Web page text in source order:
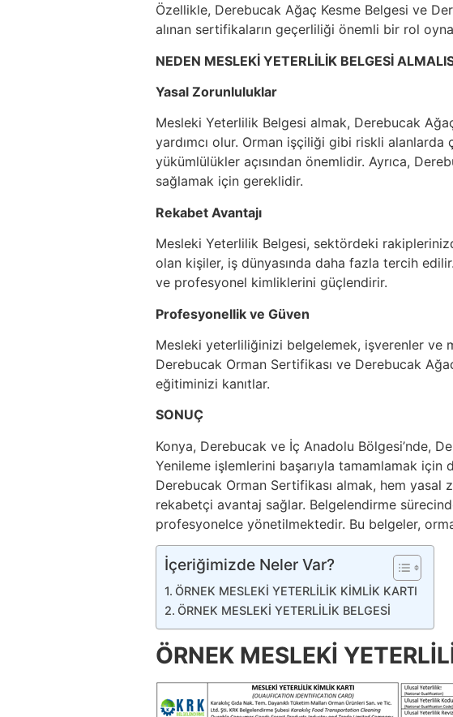
Özellikle, Derebucak Ağaç Kesme Belgesi ve
alınan sertifikaların geçerliliği önemli bir rol
NEDEN MESLEKİ YETERLİLİK BELGESİ
Yasal Zorunluluklar
Mesleki Yeterlilik Belgesi almak, Derebucak
yardımcı olur. Orman işçiliği gibi riskli
yükümlülükler açısından önemlidir. Ayrıca,
sağlamak için gereklidir.
Rekabet Avantajı
Mesleki Yeterlilik Belgesi, sektördeki
olan kişiler, iş dünyasında daha fazla tercih
ve profesyonel kimliklerini güçlendirir.
Profesyonellik ve Güven
Mesleki yeterliliğinizi belgelemek, işverenler ve
Derebucak Orman Sertifikası ve Derebucak
eğitiminizi kanıtlar.
SONUÇ
Konya, Derebucak ve İç Anadolu Bölgesi’nde,
Yenileme işlemlerini başarıyla tamamlamak için
Derebucak Orman Sertifikası almak, hem yasal
rekabetçi avantaj sağlar. Belgelendirme
profesyonelce yönetilmektedir. Bu belgeler,
İçeriğimizde Neler Var?
ÖRNEK MESLEKİ YETERLİLİK KİMLİK KARTI
ÖRNEK MESLEKİ YETERLİLİK BELGESİ
ÖRNEK MESLEKİ